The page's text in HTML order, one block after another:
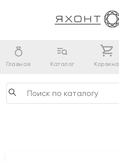
Главная Каталог Корзина